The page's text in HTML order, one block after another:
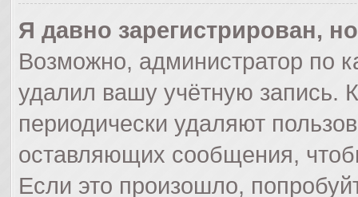
Я давно зарегистрирован,
Возможно, администратор по
удалил вашу учётную запись.
периодически удаляют
оставляющих сообщения,
Если это произошло,